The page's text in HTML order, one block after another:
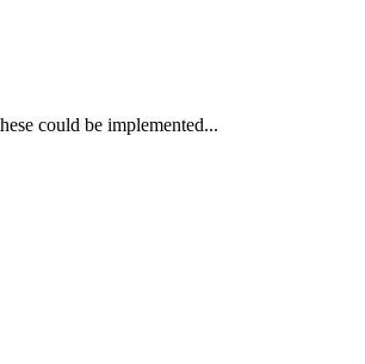
could be implemented...